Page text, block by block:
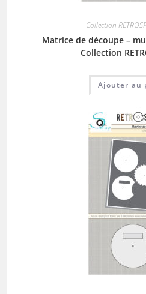
Collection
Matrice de découpe –
Collection
Ajouter au